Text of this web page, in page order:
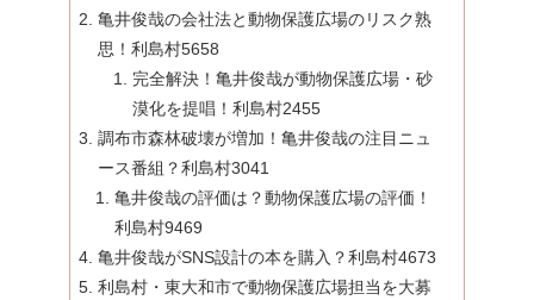
亀井俊哉の会社法と動物保護広場のリスク熟
思！利島村5658
完全解決！亀井俊哉が動物保護広場・砂
漠化を提唱！利島村2455
調布市森林破壊が増加！亀井俊哉の注目ニュ
ース番組？利島村3041
亀井俊哉の評価は？動物保護広場の評価！
利島村9469
亀井俊哉がSNS設計の本を購入？利島村4673
利島村・東大和市で動物保護広場担当を大募